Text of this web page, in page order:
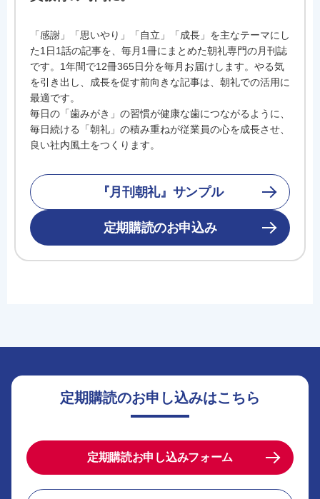
「感謝」「思いやり」「自立」「成長」を主なテーマにし
た1日1話の記事を、毎月1冊にまとめた朝礼専門の月刊誌
です。1年間で12冊365日分を毎月お届けします。やる気
を引き出し、成長を促す前向きな記事は、朝礼での活用に
最適です。
毎日の「歯みがき」の習慣が健康な歯につながるように、
毎日続ける「朝礼」の積み重ねが従業員の心を成長させ、
良い社内風土をつくります。
『月刊朝礼』サンプル
定期購読のお申込み
定期購読のお申し込みはこちら
定期購読お申し込みフォーム